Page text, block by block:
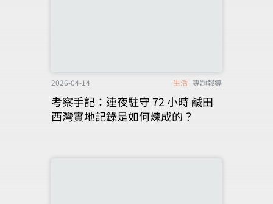
2026-04-14 生活 專題報導
考察手記：連夜駐守 72 小時 鹹田
西灣實地記錄是如何煉成的？